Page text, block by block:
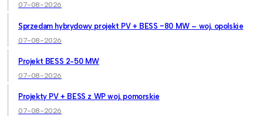
07-08-2026
Sprzedam hybrydowy projekt PV + BESS ~80 MW – woj. opolskie
07-08-2026
Projekt BESS 2-50 MW
07-08-2026
Projekty PV + BESS z WP woj. pomorskie
07-08-2026